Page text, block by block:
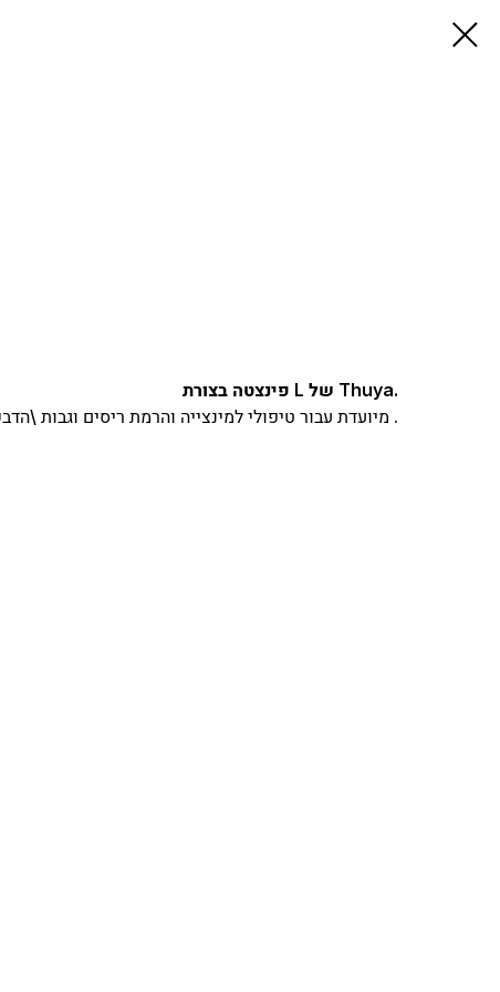
פינצטה בצורת L של Thuya.
מיועדת עבור טיפולי למינצייה והרמת ריסים וגבות \הדבקת ריסים \הלחמת ריסים .